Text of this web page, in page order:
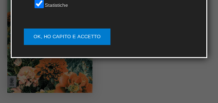
Statistiche
OK, HO CAPITO E ACCETTO